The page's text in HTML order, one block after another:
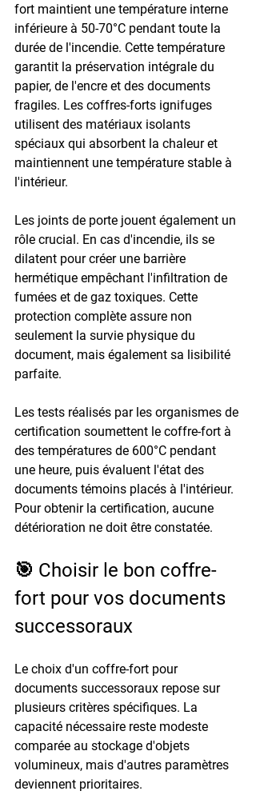
fort maintient une température interne
inférieure à 50-70°C pendant toute la
durée de l'incendie. Cette température
garantit la préservation intégrale du
papier, de l'encre et des documents
fragiles. Les coffres-forts ignifuges
utilisent des matériaux isolants
spéciaux qui absorbent la chaleur et
maintiennent une température stable à
l'intérieur.
Les joints de porte jouent également un
rôle crucial. En cas d'incendie, ils se
dilatent pour créer une barrière
hermétique empêchant l'infiltration de
fumées et de gaz toxiques. Cette
protection complète assure non
seulement la survie physique du
document, mais également sa lisibilité
parfaite.
Les tests réalisés par les organismes de
certification soumettent le coffre-fort à
des températures de 600°C pendant
une heure, puis évaluent l'état des
documents témoins placés à l'intérieur.
Pour obtenir la certification, aucune
détérioration ne doit être constatée.
🎯 Choisir le bon coffre-
fort pour vos documents
successoraux
Le choix d'un coffre-fort pour
documents successoraux repose sur
plusieurs critères spécifiques. La
capacité nécessaire reste modeste
comparée au stockage d'objets
volumineux, mais d'autres paramètres
deviennent prioritaires.